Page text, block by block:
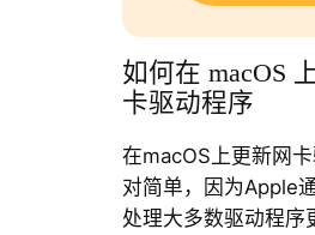
如何在 macOS
卡驱动程序
在macOS上更新网
对简单，因为Apple
处理大多数驱动程序